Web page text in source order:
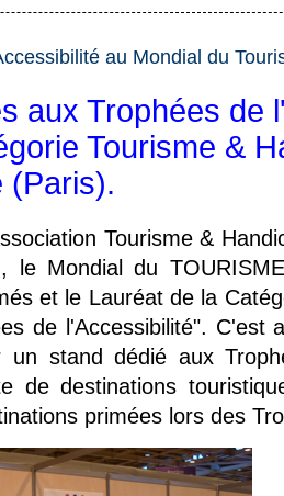
au Mondial du
aux Trophées de
Tourisme &
(Paris).
Tourisme &
le Mondial du
et le Lauréat de la
de l'Accessibilité". C'est
un stand dédié aux
de destinations
primées lors des